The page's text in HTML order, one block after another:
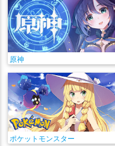
原神
ポケットモンスター